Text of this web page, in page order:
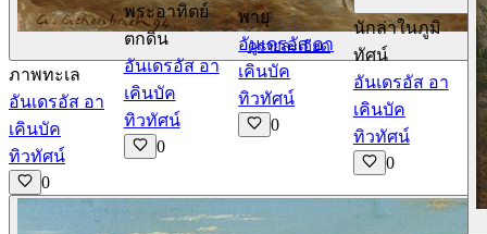
ดูรายละเอียด
ภาพทะเล
อันเดรอัส อา
เคินบัค
ทิวทัศน์
0
พระอาทิตย์
ตกดิน
อันเดรอัส อา
เคินบัค
ทิวทัศน์
0
พายุ
อันเดรอัส อา
เคินบัค
ทิวทัศน์
0
นักล่าในภูมิ
ทัศน์
อันเดรอัส อา
เคินบัค
ทิวทัศน์
0